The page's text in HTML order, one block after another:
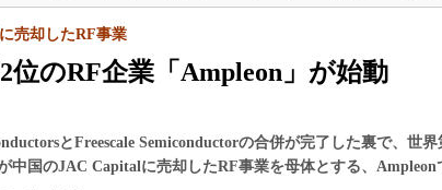
マイコン
読者調査（EE Times
IoT
電源設計（EDN
大山聡の業界スコープ
大原雄介のエレ・組み込みプレイバ
リタイア直前エンジニアの社会人大
学漂流記
電子ブックレット
位のRF企業「Ampleon」が始動
売却したRF事業
とFreescale Semiconductorの合併が完了した裏で、世
中国のJAC Capitalに売却したRF事業を母体とする、Ampleon